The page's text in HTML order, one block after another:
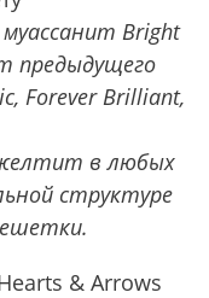
Bright
предыдущего
Forever Brilliant,
в любых
структуре